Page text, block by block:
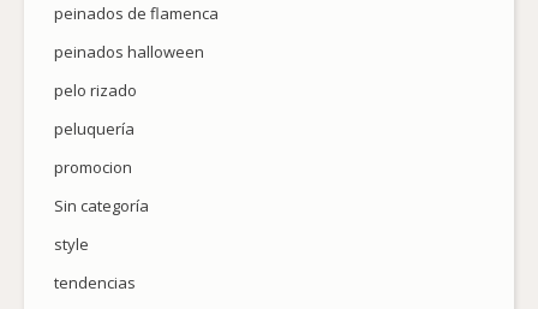
peinados de flamenca
peinados halloween
pelo rizado
peluquería
promocion
Sin categoría
style
tendencias